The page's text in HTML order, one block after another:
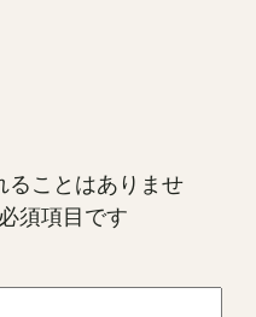
ることはありませ
須項目です